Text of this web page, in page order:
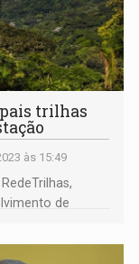
trilhas
às 15:49
de